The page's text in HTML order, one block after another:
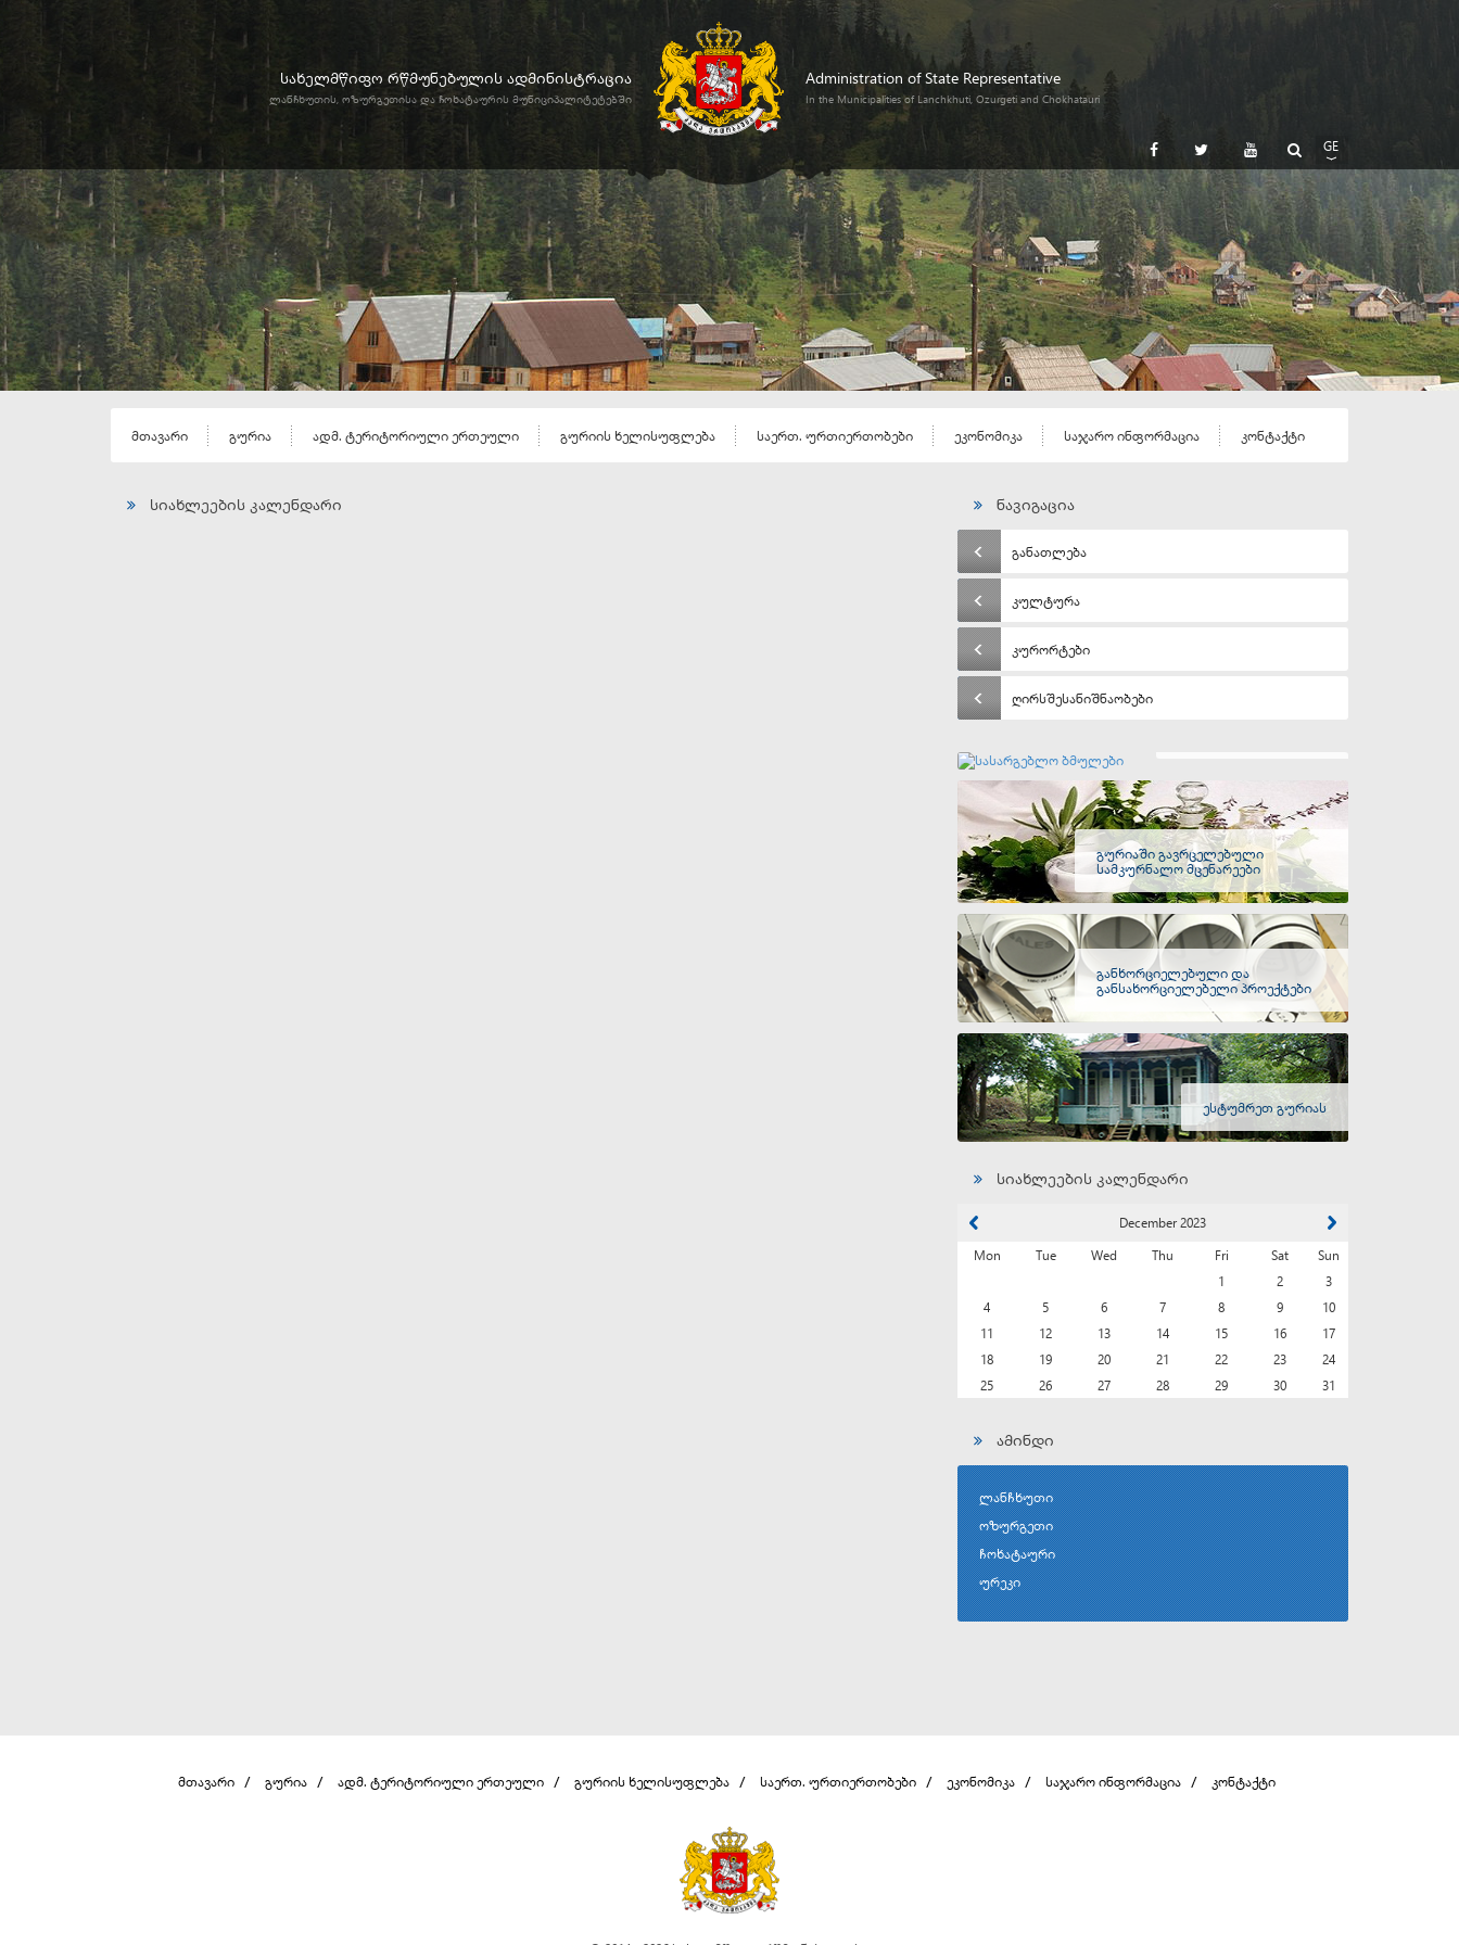
სახელმწიფო რწმუნებულის ადმინისტრაცია
ლანჩხუთის, ოზურგეთისა და ჩოხატაურის მუნიციპალიტეტებში
Administration of State Representative
In the Municipalities of Lanchkhuti, Ozurgeti and Chokhatauri
GE
EN
RU
მთავარი გურია ადმ. ტერიტორიული ერთეული გურიის ხელისუფლება საერთ. ურთიერთობები ეკონომიკა საჯარო ინფორმაცია კონტაქტი
სიახლეების კალენდარი ნავიგაცია
განათლება
კულტურა
კურორტები
ღირსშესანიშნაობები
გურიაში გავრცელებული
სამკურნალო მცენარეები
განხორციელებული და
განსახორციელებელი პროექტები
ესტუმრეთ გურიას
სიახლეების კალენდარი
December 2023
Mon
Tue Wed Thu Fri Sat
Sun
1
2
3
4
5 6 7 8 9
10
11
12 13 14 15 16
17
18
19 20 21 22 23
24
25
26 27 28 29 30 31
ამინდი
ლანჩხუთი
ოზურგეთი
ჩოხატაური
ურეკი
მთავარი გურია ადმ. ტერიტორიული ერთეული გურიის ხელისუფლება საერთ. ურთიერთობები ეკონომიკა საჯარო ინფორმაცია კონტაქტი